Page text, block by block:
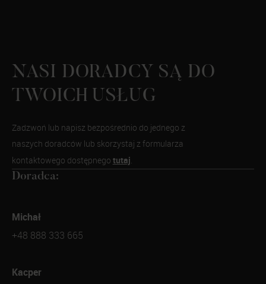
NASI DORADCY SĄ DO
TWOICH USŁUG
Zadzwoń lub napisz bezpośrednio do jednego z
naszych doradców lub skorzystaj z formularza
kontaktowego dostępnego tutaj.
Doradca:
Michał
+48 888 333 665
Kacper